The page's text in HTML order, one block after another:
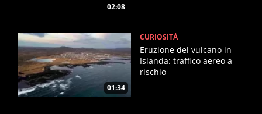
02:08
01:34
CURIOSITÀ
Eruzione del vulcano in
Islanda: traffico aereo a
rischio